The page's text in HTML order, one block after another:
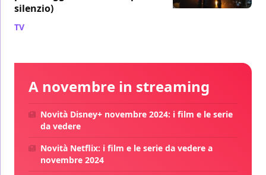
silenzio)
TV
A novembre in streaming
Novità Disney+ novembre 2024: i film e le serie
da vedere
Novità Netflix: i film e le serie da vedere a
novembre 2024